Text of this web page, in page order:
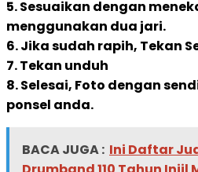
5. Sesuaikan dengan
menggunakan dua jari.
6. Jika sudah rapih, Tekan
7. Tekan unduh
8. Selesai, Foto dengan
ponsel anda.
BACA JUGA : Ini Daftar